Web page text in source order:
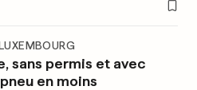
sans permis et avec
en moins